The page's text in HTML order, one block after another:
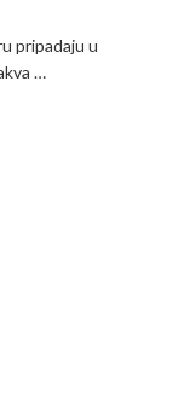
pripadaju u
…